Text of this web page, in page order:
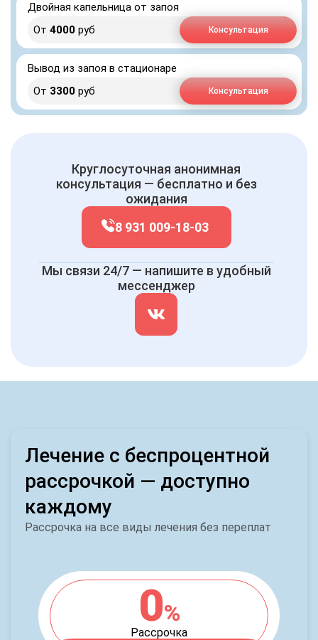
Двойная капельница от запоя
От 4000 руб Консультация
Вывод из запоя в стационаре
От 3300 руб Консультация
Круглосуточная анонимная
консультация — бесплатно и без
ожидания
8 931 009-18-03
Мы связи 24/7 — напишите в удобный
мессенджер
Лечение с беспроцентной
рассрочкой — доступно
каждому
Рассрочка на все виды лечения без переплат
0%
Рассрочка